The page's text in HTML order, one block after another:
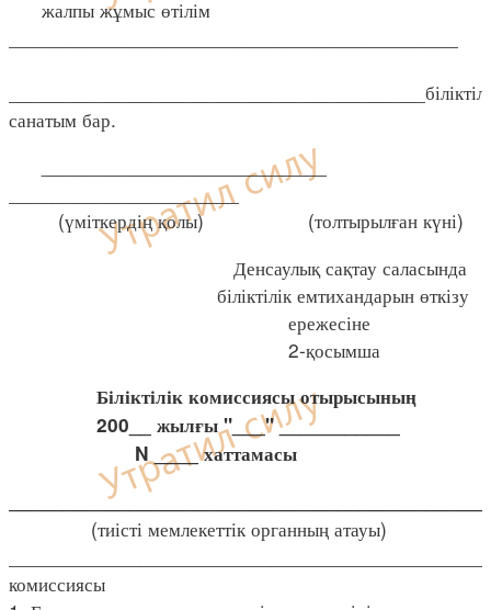
жалпы жұмыс өтілім
санатым бар.
__________________________
_____________________
(үміткердің қолы) (толтырылған күні)
Денсаулық сақтау саласында
біліктілік емтихандарын өткізу
ережесіне
2-қосымша
Біліктілік комиссиясы отырысының
200__ жылғы "___" ___________
N ____ хаттамасы
(тиісті мемлекеттік органның атауы)
комиссиясы